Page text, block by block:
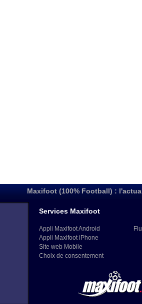
Maxifoot (100% Football) :
Services Maxifoot
Appli Maxifoot Android
Appli Maxifoot iPhone
Site web Mobile
Choix de consentement